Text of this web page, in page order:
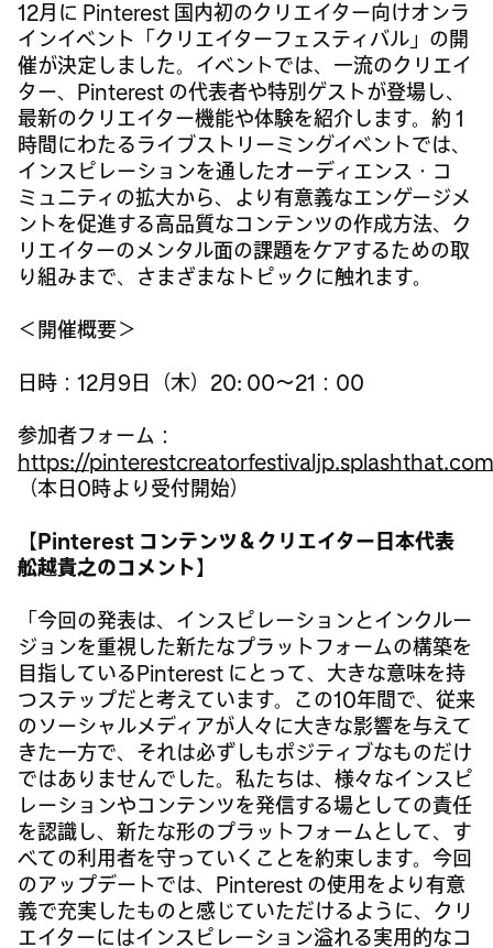
12月に Pinterest 国内初のクリエイター向けオンラ
インイベント「クリエイターフェスティバル」の開
催が決定しました。イベントでは、一流のクリエイ
ター、Pinterest の代表者や特別ゲストが登場し、
最新のクリエイター機能や体験を紹介します。約 1
時間にわたるライブストリーミングイベントでは、
インスピレーションを通したオーディエンス・コ
ミュニティの拡大から、より有意義なエンゲージメ
ントを促進する高品質なコンテンツの作成方法、ク
リエイターのメンタル面の課題をケアするための取
り組みまで、さまざまなトピックに触れます。
＜開催概要＞
日時：12月9日（木）20: 00～21：00
参加者フォーム：
https://
（本日0時より受付開始）
【Pinterest コンテンツ＆クリエイター日本代表
舩越貴之のコメント】
「今回の発表は、インスピレーションとインクルー
ジョンを重視した新たなプラットフォームの構築を
目指しているPinterest にとって、大きな意味を持
つステップだと考えています。この10年間で、従来
のソーシャルメディアが人々に大きな影響を与えて
きた一方で、それは必ずしもポジティブなものだけ
ではありませんでした。私たちは、様々なインスピ
レーションやコンテンツを発信する場としての責任
を認識し、新たな形のプラットフォームとして、す
べての利用者を守っていくことを約束します。今回
のアップデートでは、Pinterest の使用をより有意
義で充実したものと感じていただけるように、クリ
エイターにはインスピレーション溢れる実用的なコ